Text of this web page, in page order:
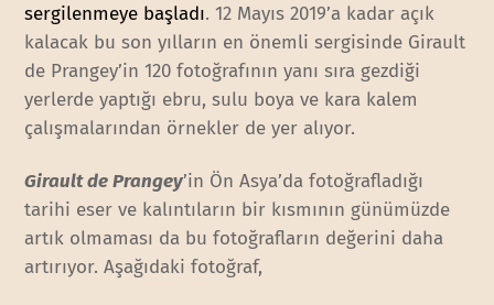
sergilenmeye başladı. 12 Mayıs 2019’a kadar açık
kalacak bu son yılların en önemli sergisinde Girault
de Prangey’in 120 fotoğrafının yanı sıra gezdiği
yerlerde yaptığı ebru, sulu boya ve kara kalem
çalışmalarından örnekler de yer alıyor.
Girault de Prangey’in Ön Asya’da fotoğrafladığı
tarihi eser ve kalıntıların bir kısmının günümüzde
artık olmaması da bu fotoğrafların değerini daha
artırıyor. Aşağıdaki fotoğraf,